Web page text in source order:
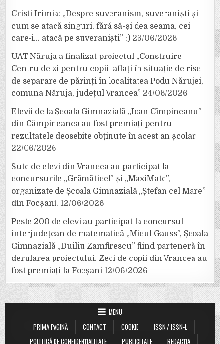
Cristi Irimia: „Despre suveranism, suveraniști și
cum se atacă singuri, fără să-și dea seama, cei
care-i… atacă pe suveraniști” :) 26/06/2026
UAT Năruja a finalizat proiectul „Construire
Centru de zi pentru copiii aflați în situație de risc
de separare de părinți în localitatea Podu Nărujei,
comuna Năruja, județul Vrancea” 24/06/2026
Elevii de la Școala Gimnazială „Ioan Cîmpineanu”
din Câmpineanca au fost premiați pentru
rezultatele deosebite obținute în acest an școlar
22/06/2026
Sute de elevi din Vrancea au participat la
concursurile „Grămăticel” și „MaxiMate”,
organizate de Școala Gimnazială „Ștefan cel Mare”
din Focșani. 12/06/2026
Peste 200 de elevi au participat la concursul
interjudețean de matematică „Micul Gauss”, Școala
Gimnazială „Duiliu Zamfirescu” fiind parteneră în
derularea proiectului. Zeci de copii din Vrancea au
fost premiați la Focșani 12/06/2026
MENU
PRIMA PAGINĂ
CONTACT COOKIE
ISSN / ISSN-L
POLITICĂ DE CONFIDENȚIALITATE
PUBLICITATE REDACȚIA